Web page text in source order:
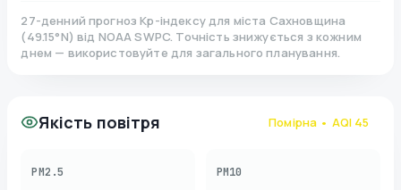
27-денний прогноз Kp-індексу для міста Сахновщина
(49.15°N)від NOAA SWPC. Точність знижується з кожним
днем — використовуйте для загального планування.
Якість повітря Помірна • AQI 45
PM2.5 PM10